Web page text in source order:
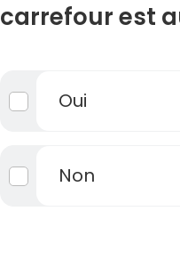
carrefour est
Oui
Non